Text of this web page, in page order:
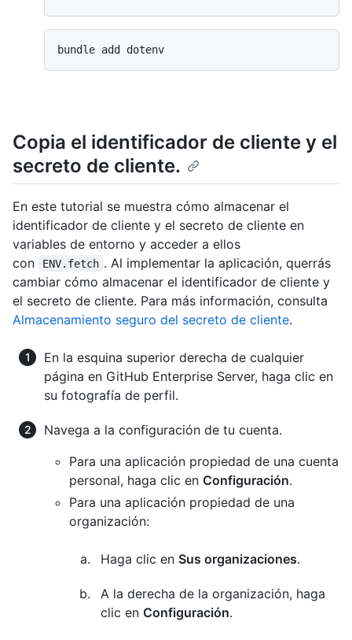
Copia el identificador de cliente y el
secreto de cliente.
En este tutorial se muestra cómo almacenar el
identificador de cliente y el secreto de cliente en
variables de entorno y acceder a ellos
con
ENV.fetch . Al implementar la aplicación, querrás
cambiar cómo almacenar el identificador de cliente y
el secreto de cliente. Para más información, consulta
Almacenamiento seguro del secreto de cliente.
En la esquina superior derecha de cualquier
página en GitHub Enterprise Server, haga clic en
su fotografía de perfil.
Navega a la configuración de tu cuenta.
Para una aplicación propiedad de una cuenta
personal, haga clic en Configuración.
Para una aplicación propiedad de una
organización:
Haga clic en Sus organizaciones.
A la derecha de la organización, haga
clic en Configuración.